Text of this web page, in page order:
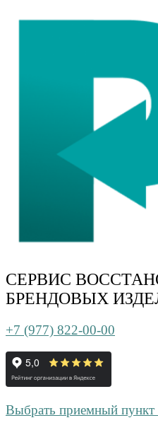
СЕРВИС
БРЕНДОВЫХ
+7 (977) 822-00-00
Выбрать приемный пункт